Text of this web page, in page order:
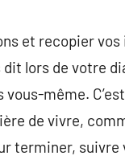
et recopier
dit lors de votre
même. C’est
de vivre,
terminer,